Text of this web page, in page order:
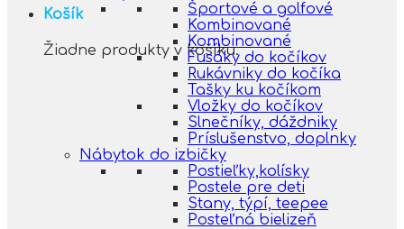
Košík
Žiadne produkty v košíku.
Športové a golfové
Kombinované
Kombinované
Fusáky do kočíkov
Rukávniky do kočíka
Tašky ku kočíkom
Vložky do kočíkov
Slnečníky, dáždniky
Príslušenstvo, doplnky
Nábytok do izbičky
Postieľky,kolísky
Postele pre deti
Stany, týpí, teepee
Posteľná bielizeň